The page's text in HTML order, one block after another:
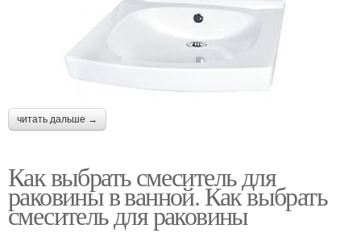
читать дальше →
Как выбрать смеситель для
раковины в ванной. Как выбрать
смеситель для раковины